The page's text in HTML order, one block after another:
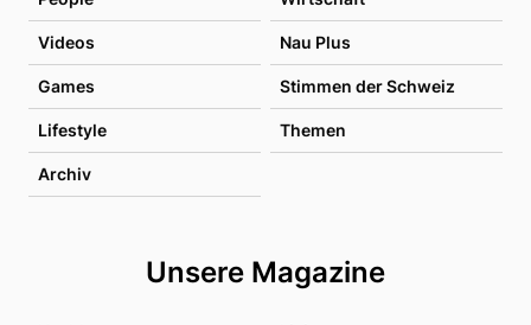
Videos Nau Plus
Games Stimmen der Schweiz
Lifestyle Themen
Archiv
Unsere Magazine